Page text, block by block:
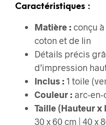
Caractéristiques :
Matière : conçu
coton et de lin
Détails précis
d’impression
Inclus : 1 toile
Couleur : arc-en-
Taille (Hauteur x
30 x 60 cm | 40 x